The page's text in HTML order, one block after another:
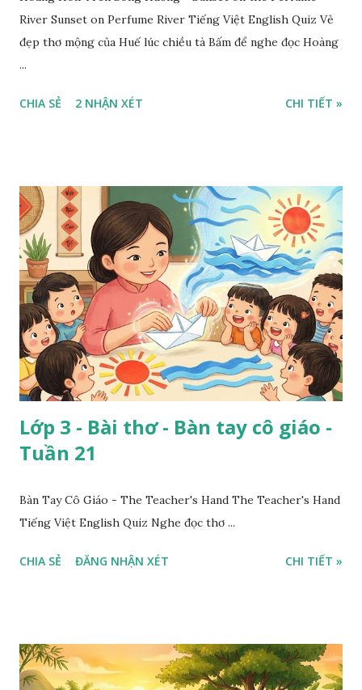
River Sunset on Perfume River Tiếng Việt English Quiz Vẻ
đẹp thơ mộng của Huế lúc chiều tà Bấm để nghe đọc Hoàng
...
CHIA SẺ 2 NHẬN XÉT CHI TIẾT »
Lớp 3 - Bài thơ - Bàn tay cô giáo -
Tuần 21
Bàn Tay Cô Giáo - The Teacher's Hand The Teacher's Hand
Tiếng Việt English Quiz Nghe đọc thơ ...
CHIA SẺ ĐĂNG NHẬN XÉT CHI TIẾT »